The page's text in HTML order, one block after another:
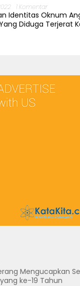
1 Komentar
Identitas Oknum
Diduga Terjerat
Mengucapkan
ke-19 Tahun